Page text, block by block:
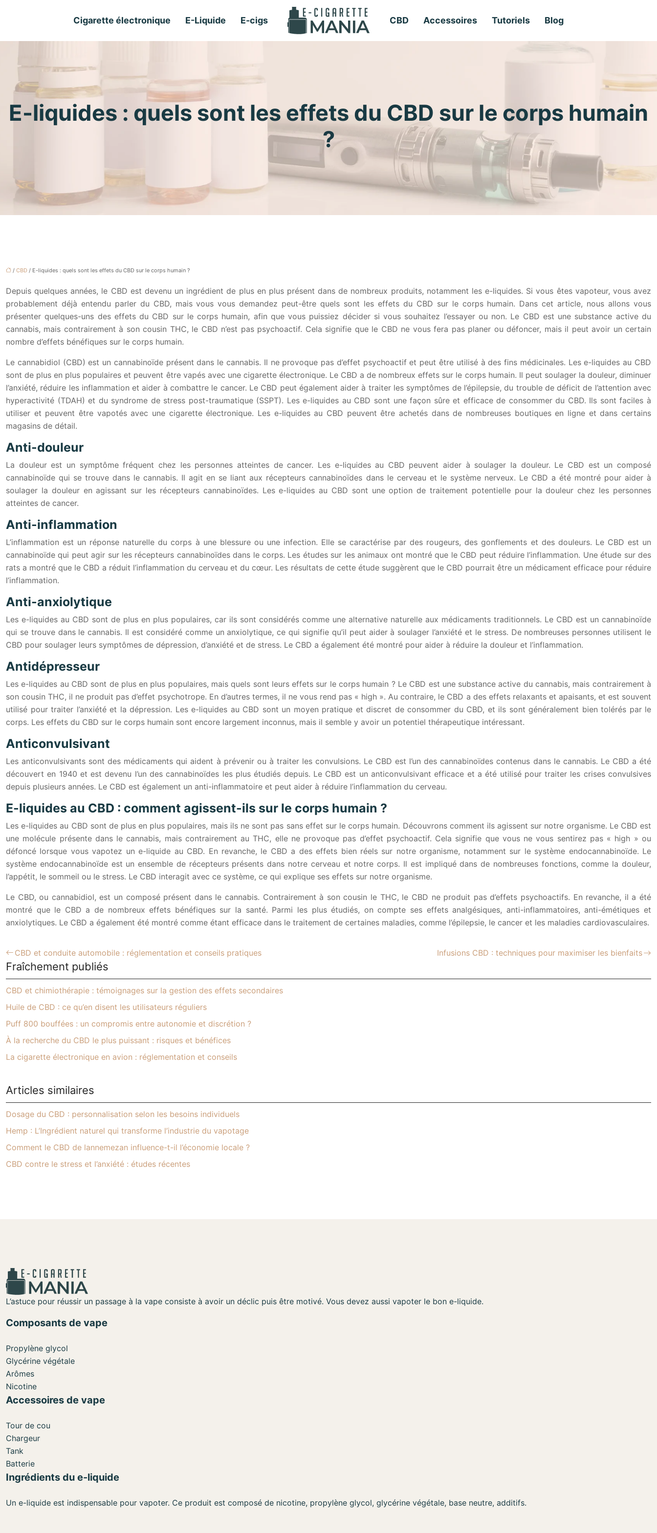
E-cigs
E-Liquide
Cigarette électronique CBD Accessoires Tutoriels Blog
E-liquides : quels sont les effets du CBD sur le corps humain
?
/ CBD / E-liquides : quels sont les effets du CBD sur le corps humain ?
Depuis quelques années, le CBD est devenu un ingrédient de plus en plus présent dans de nombreux produits, notamment les e-liquides. Si vous êtes vapoteur, vous avez
probablement déjà entendu parler du CBD, mais vous vous demandez peut-être quels sont les effets du CBD sur le corps humain. Dans cet article, nous allons vous
présenter quelques-uns des effets du CBD sur le corps humain, afin que vous puissiez décider si vous souhaitez l’essayer ou non. Le CBD est une substance active du
cannabis, mais contrairement à son cousin THC, le CBD n’est pas psychoactif. Cela signifie que le CBD ne vous fera pas planer ou défoncer, mais il peut avoir un certain
nombre d’effets bénéfiques sur le corps humain.
Le cannabidiol (CBD) est un cannabinoïde présent dans le cannabis. Il ne provoque pas d’effet psychoactif et peut être utilisé à des fins médicinales. Les e-liquides au CBD
sont de plus en plus populaires et peuvent être vapés avec une cigarette électronique. Le CBD a de nombreux effets sur le corps humain. Il peut soulager la douleur, diminuer
l’anxiété, réduire les inflammation et aider à combattre le cancer. Le CBD peut également aider à traiter les symptômes de l’épilepsie, du trouble de déficit de l’attention avec
hyperactivité (TDAH) et du syndrome de stress post-traumatique (SSPT). Les e-liquides au CBD sont une façon sûre et efficace de consommer du CBD. Ils sont faciles à
utiliser et peuvent être vapotés avec une cigarette électronique. Les e-liquides au CBD peuvent être achetés dans de nombreuses boutiques en ligne et dans certains
magasins de détail.
Anti-douleur
La douleur est un symptôme fréquent chez les personnes atteintes de cancer. Les e-liquides au CBD peuvent aider à soulager la douleur. Le CBD est un composé
cannabinoïde qui se trouve dans le cannabis. Il agit en se liant aux récepteurs cannabinoïdes dans le cerveau et le système nerveux. Le CBD a été montré pour aider à
soulager la douleur en agissant sur les récepteurs cannabinoïdes. Les e-liquides au CBD sont une option de traitement potentielle pour la douleur chez les personnes
atteintes de cancer.
Anti-inflammation
L’inflammation est un réponse naturelle du corps à une blessure ou une infection. Elle se caractérise par des rougeurs, des gonflements et des douleurs. Le CBD est un
cannabinoïde qui peut agir sur les récepteurs cannabinoïdes dans le corps. Les études sur les animaux ont montré que le CBD peut réduire l’inflammation. Une étude sur des
rats a montré que le CBD a réduit l’inflammation du cerveau et du cœur. Les résultats de cette étude suggèrent que le CBD pourrait être un médicament efficace pour réduire
l’inflammation.
Anti-anxiolytique
Les e-liquides au CBD sont de plus en plus populaires, car ils sont considérés comme une alternative naturelle aux médicaments traditionnels. Le CBD est un cannabinoïde
qui se trouve dans le cannabis. Il est considéré comme un anxiolytique, ce qui signifie qu’il peut aider à soulager l’anxiété et le stress. De nombreuses personnes utilisent le
CBD pour soulager leurs symptômes de dépression, d’anxiété et de stress. Le CBD a également été montré pour aider à réduire la douleur et l’inflammation.
Antidépresseur
Les e-liquides au CBD sont de plus en plus populaires, mais quels sont leurs effets sur le corps humain ? Le CBD est une substance active du cannabis, mais contrairement à
son cousin THC, il ne produit pas d’effet psychotrope. En d’autres termes, il ne vous rend pas « high ». Au contraire, le CBD a des effets relaxants et apaisants, et est souvent
utilisé pour traiter l’anxiété et la dépression. Les e-liquides au CBD sont un moyen pratique et discret de consommer du CBD, et ils sont généralement bien tolérés par le
corps. Les effets du CBD sur le corps humain sont encore largement inconnus, mais il semble y avoir un potentiel thérapeutique intéressant.
Anticonvulsivant
Les anticonvulsivants sont des médicaments qui aident à prévenir ou à traiter les convulsions. Le CBD est l’un des cannabinoïdes contenus dans le cannabis. Le CBD a été
découvert en 1940 et est devenu l’un des cannabinoïdes les plus étudiés depuis. Le CBD est un anticonvulsivant efficace et a été utilisé pour traiter les crises convulsives
depuis plusieurs années. Le CBD est également un anti-inflammatoire et peut aider à réduire l’inflammation du cerveau.
E-liquides au CBD : comment agissent-ils sur le corps humain ?
Les e-liquides au CBD sont de plus en plus populaires, mais ils ne sont pas sans effet sur le corps humain. Découvrons comment ils agissent sur notre organisme. Le CBD est
une molécule présente dans le cannabis, mais contrairement au THC, elle ne provoque pas d’effet psychoactif. Cela signifie que vous ne vous sentirez pas « high » ou
défoncé lorsque vous vapotez un e-liquide au CBD. En revanche, le CBD a des effets bien réels sur notre organisme, notamment sur le système endocannabinoïde. Le
système endocannabinoïde est un ensemble de récepteurs présents dans notre cerveau et notre corps. Il est impliqué dans de nombreuses fonctions, comme la douleur,
l’appétit, le sommeil ou le stress. Le CBD interagit avec ce système, ce qui explique ses effets sur notre organisme.
Le CBD, ou cannabidiol, est un composé présent dans le cannabis. Contrairement à son cousin le THC, le CBD ne produit pas d’effets psychoactifs. En revanche, il a été
montré que le CBD a de nombreux effets bénéfiques sur la santé. Parmi les plus étudiés, on compte ses effets analgésiques, anti-inflammatoires, anti-émétiques et
anxiolytiques. Le CBD a également été montré comme étant efficace dans le traitement de certaines maladies, comme l’épilepsie, le cancer et les maladies cardiovasculaires.
CBD et conduite automobile : réglementation et conseils pratiques Infusions CBD : techniques pour maximiser les bienfaits
Fraîchement publiés
CBD et chimiothérapie : témoignages sur la gestion des effets secondaires
Huile de CBD : ce qu’en disent les utilisateurs réguliers
Puff 800 bouffées : un compromis entre autonomie et discrétion ?
À la recherche du CBD le plus puissant : risques et bénéfices
La cigarette électronique en avion : réglementation et conseils
Articles similaires
Dosage du CBD : personnalisation selon les besoins individuels
Hemp : L’Ingrédient naturel qui transforme l’industrie du vapotage
Comment le CBD de lannemezan influence-t-il l’économie locale ?
CBD contre le stress et l’anxiété : études récentes
L’astuce pour réussir un passage à la vape consiste à avoir un déclic puis être motivé. Vous devez aussi vapoter le bon e-liquide.
Composants de vape
Propylène glycol
Glycérine végétale
Arômes
Nicotine
Accessoires de vape
Tour de cou
Chargeur
Tank
Batterie
Ingrédients du e-liquide
Un e-liquide est indispensable pour vapoter. Ce produit est composé de nicotine, propylène glycol, glycérine végétale, base neutre, additifs.